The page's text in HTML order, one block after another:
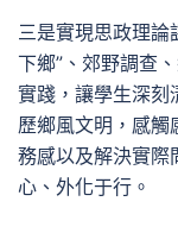
三是實現思政理論
下鄉”、郊野調查
實踐，讓學生深刻
歷鄉風文明，感觸
務感以及解決實際
心、外化于行。